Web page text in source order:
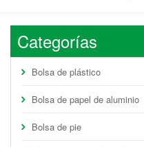
Categorías
Bolsa de plástico
Bolsa de papel de aluminio
Bolsa de pie